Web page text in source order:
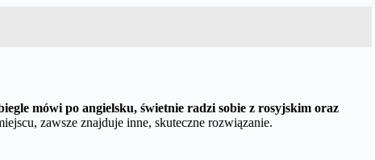
mówi po angielsku, świetnie radzi sobie z rosyjskim oraz
zawsze znajduje inne, skuteczne rozwiązanie.